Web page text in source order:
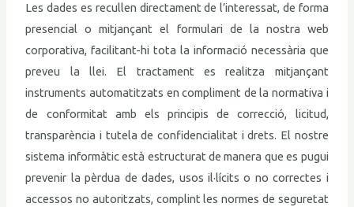
Les dades es recullen directament de l’interessat, de forma
presencial o mitjançant el formulari de la nostra web
corporativa, facilitant-hi tota la informació necessària que
preveu la llei. El tractament es realitza mitjançant
instruments automatitzats en compliment de la normativa i
de conformitat amb els principis de correcció, licitud,
transparència i tutela de confidencialitat i drets. El nostre
sistema informàtic està estructurat de manera que es pugui
prevenir la pèrdua de dades, usos il·lícits o no correctes i
accessos no autoritzats, complint les normes de seguretat